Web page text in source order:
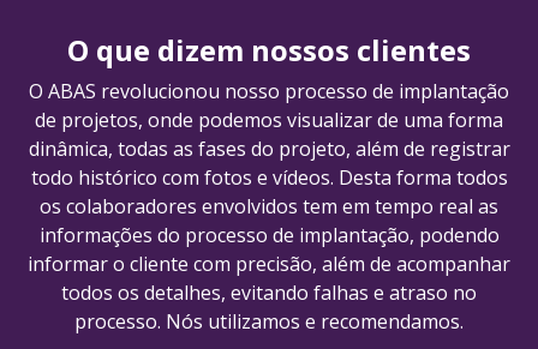
O que dizem nossos clientes
O ABAS revolucionou nosso processo de implantação
de projetos, onde podemos visualizar de uma forma
dinâmica, todas as fases do projeto, além de registrar
todo histórico com fotos e vídeos. Desta forma todos
os colaboradores envolvidos tem em tempo real as
informações do processo de implantação, podendo
informar o cliente com precisão, além de acompanhar
todos os detalhes, evitando falhas e atraso no
processo. Nós utilizamos e recomendamos.